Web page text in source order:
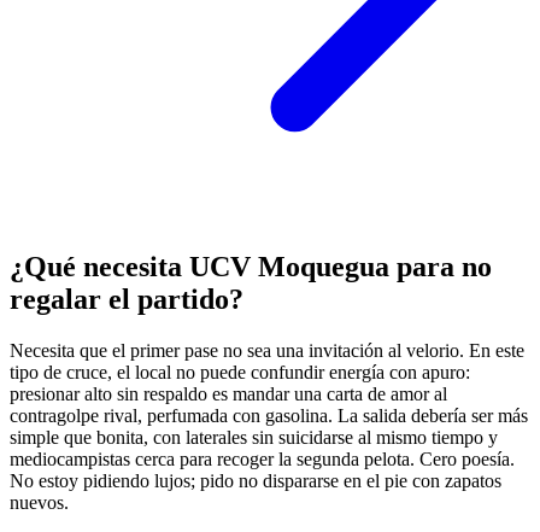
¿Qué necesita UCV Moquegua para no
regalar el partido?
Necesita que el primer pase no sea una invitación al velorio. En este
tipo de cruce, el local no puede confundir energía con apuro:
presionar alto sin respaldo es mandar una carta de amor al
contragolpe rival, perfumada con gasolina. La salida debería ser más
simple que bonita, con laterales sin suicidarse al mismo tiempo y
mediocampistas cerca para recoger la segunda pelota. Cero poesía.
No estoy pidiendo lujos; pido no dispararse en el pie con zapatos
nuevos.